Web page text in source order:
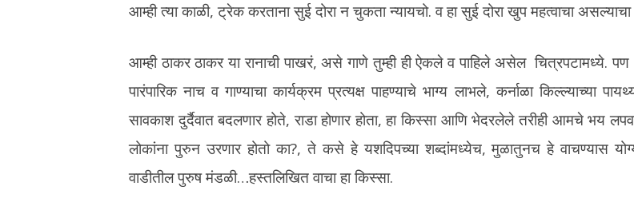
आम्ही त्या काळी, ट्रेक करताना सुई दोरा न चुकता न्यायचो. व हा सुई दोरा खुप महत्वाचा
आम्ही ठाकर ठाकर या रानाची पाखरं, असे गाणे तुम्ही ही ऐकले व पाहिले असेल चित्रपटामध्ये.
पारंपारिक नाच व गाण्याचा कार्यक्रम प्रत्यक्ष पाहण्याचे भाग्य लाभले, कर्नाळा किल्ल्याच्या
सावकाश दुर्दैवात बदलणार होते, राडा होणार होता, हा किस्सा आणि भेदरलेले तरीही आमचे भय
लोकांना पुरुन उरणार होतो का?, ते कसे हे यशदिपच्या शब्दांमध्येच, मुळातुनच हे वाचण्यास
वाडीतील पुरुष मंडळी…हस्तलिखित वाचा हा किस्सा.